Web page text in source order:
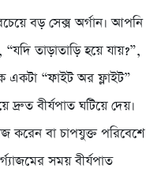
বড় সেক্স অর্গান। আপনি
তাড়াতাড়ি হয়ে যায়?”,
একটা “ফাইট অর ফ্লাইট”
দ্রুত বীর্যপাত ঘটিয়ে দেয়।
করেন বা চাপযুক্ত পরিবেশে
সময় বীর্যপাত